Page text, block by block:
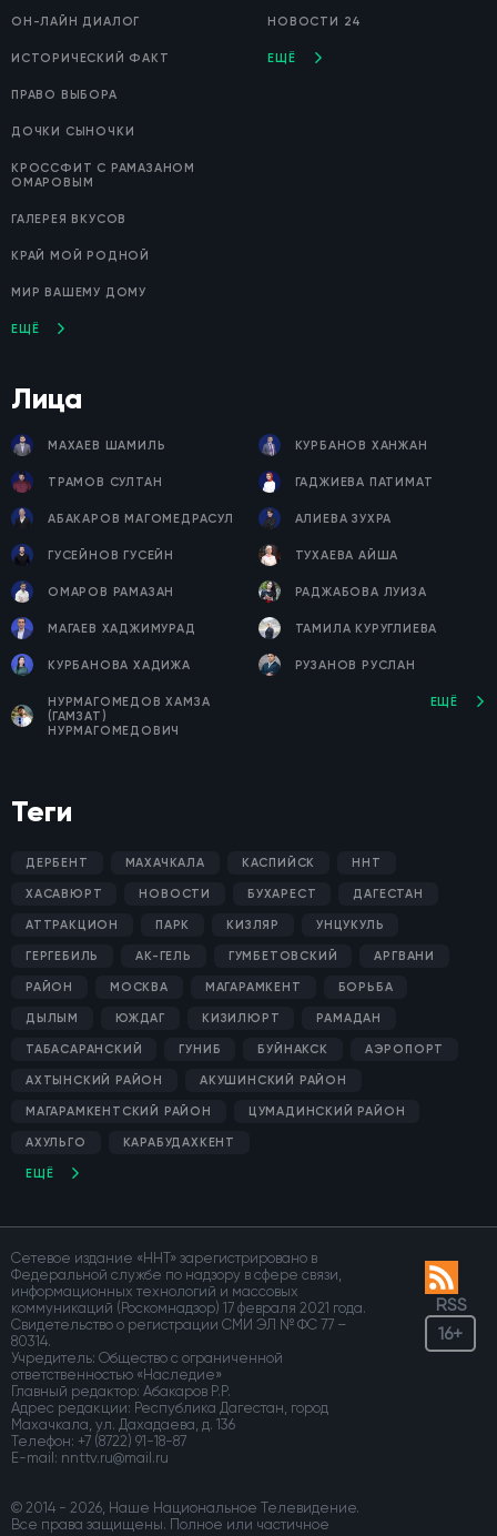
ОН-ЛАЙН ДИАЛОГ
ИСТОРИЧЕСКИЙ ФАКТ
ПРАВО ВЫБОРА
ДОЧКИ СЫНОЧКИ
КРОССФИТ С РАМАЗАНОМ
ОМАРОВЫМ
ГАЛЕРЕЯ ВКУСОВ
КРАЙ МОЙ РОДНОЙ
МИР ВАШЕМУ ДОМУ
ЕЩЁ
НОВОСТИ 24
ЕЩЁ
Лица
МАХАЕВ ШАМИЛЬ КУРБАНОВ ХАНЖАН
ТРАМОВ СУЛТАН ГАДЖИЕВА ПАТИМАТ
АБАКАРОВ МАГОМЕДРАСУЛ АЛИЕВА ЗУХРА
ГУСЕЙНОВ ГУСЕЙН ТУХАЕВА АЙША
ОМАРОВ РАМАЗАН РАДЖАБОВА ЛУИЗА
МАГАЕВ ХАДЖИМУРАД ТАМИЛА КУРУГЛИЕВА
КУРБАНОВА ХАДИЖА РУЗАНОВ РУСЛАН
НУРМАГОМЕДОВ ХАМЗА
(ГАМЗАТ)
НУРМАГОМЕДОВИЧ
ЕЩЁ
Теги
ДЕРБЕНТ МАХАЧКАЛА КАСПИЙСК ННТ
ХАСАВЮРТ НОВОСТИ БУХАРЕСТ ДАГЕСТАН
АТТРАКЦИОН ПАРК КИЗЛЯР УНЦУКУЛЬ
ГЕРГЕБИЛЬ АК-ГЕЛЬ ГУМБЕТОВСКИЙ АРГВАНИ
РАЙОН МОСКВА МАГАРАМКЕНТ БОРЬБА
ДЫЛЫМ ЮЖДАГ КИЗИЛЮРТ РАМАДАН
ТАБАСАРАНСКИЙ ГУНИБ БУЙНАКСК АЭРОПОРТ
АХТЫНСКИЙ РАЙОН АКУШИНСКИЙ РАЙОН
МАГАРАМКЕНТСКИЙ РАЙОН ЦУМАДИНСКИЙ РАЙОН
АХУЛЬГО КАРАБУДАХКЕНТ
ЕЩЁ
Сетевое издание «ННТ» зарегистрировано в
Федеральной службе по надзору в сфере связи,
информационных технологий и массовых
коммуникаций (Роскомнадзор) 17 февраля 2021 года.
Свидетельство о регистрации СМИ ЭЛ № ФС 77 –
80314.
Учредитель: Общество с ограниченной
ответственностью «Наследие»
Главный редактор: Абакаров Р.Р.
Адрес редакции: Республика Дагестан, город
Махачкала, ул. Дахадаева, д. 136
Телефон: +7 (8722) 91-18-87
E-mail:
© 2014 - 2026, Наше Национальное Телевидение.
Все права защищены. Полное или частичное
RSS
16+